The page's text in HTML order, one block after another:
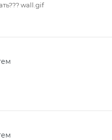
wall.gif